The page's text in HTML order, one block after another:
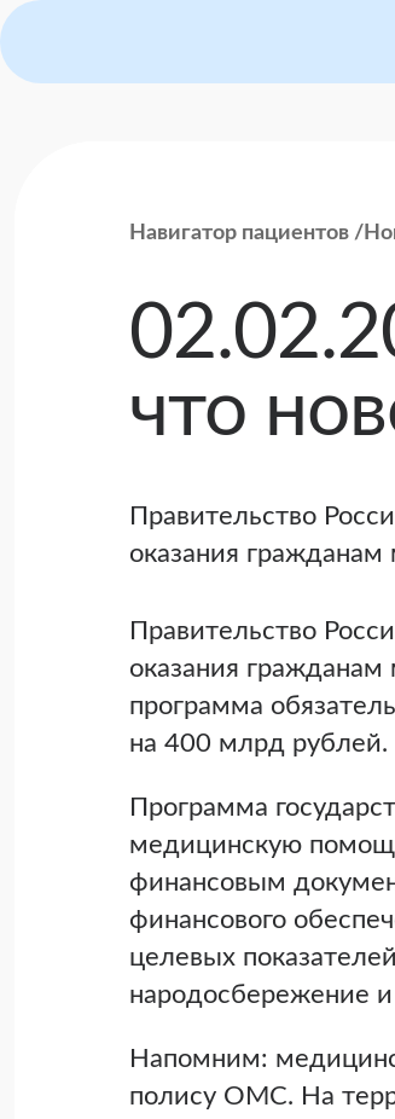
Навигатор пациентов
что
Правительство
оказания
Правительство
оказания
программа
на 400 млрд рублей.
Программа
медицинскую
финансовым
финансового
целевых
народосбережение
Напомним:
полису ОМС. На